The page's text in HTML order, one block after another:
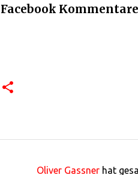
Facebook Kommentare
Oliver Gassnerhat